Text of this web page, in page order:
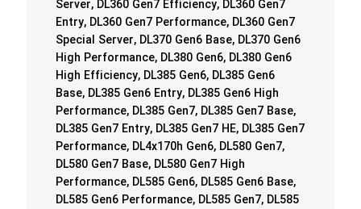
Server, DL360 Gen7 Efficiency, DL360 Gen7
Entry, DL360 Gen7 Performance, DL360 Gen7
Special Server, DL370 Gen6 Base, DL370 Gen6
High Performance, DL380 Gen6, DL380 Gen6
High Efficiency, DL385 Gen6, DL385 Gen6
Base, DL385 Gen6 Entry, DL385 Gen6 High
Performance, DL385 Gen7, DL385 Gen7 Base,
DL385 Gen7 Entry, DL385 Gen7 HE, DL385 Gen7
Performance, DL4x170h Gen6, DL580 Gen7,
DL580 Gen7 Base, DL580 Gen7 High
Performance, DL585 Gen6, DL585 Gen6 Base,
DL585 Gen6 Performance, DL585 Gen7, DL585